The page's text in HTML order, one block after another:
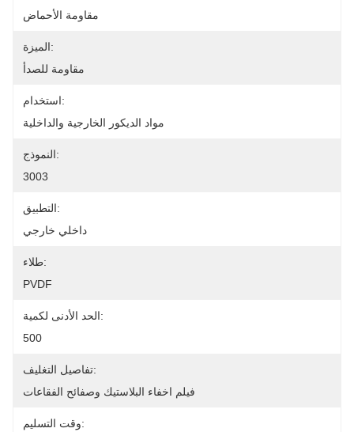
مقاومة الأحماض
الميزة:
مقاومة للصدأ
استخدام:
مواد الديكور الخارجية والداخلية
النموذج:
3003
التطبيق:
داخلي خارجي
طلاء:
PVDF
الحد الأدنى لكمية:
500
تفاصيل التغليف:
فيلم اخفاء البلاستيك وصفائح الفقاعات
وقت التسليم: